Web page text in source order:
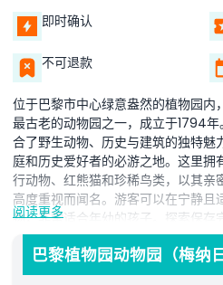
即时确认
不可退款
位于巴黎市中心绿意盎然的植物园内
最古老的动物园之一，成立于1794
合了野生动物、历史与建筑的独特魅
庭和历史爱好者的必游之地。这里拥
行动物、红熊猫和珍稀鸟类，以其亲
高度重视而闻名。游客可以在宁静且
物，非常适合年幼的孩子。探索保存
标志性的熊坑、圆形厅、爬虫馆和
添历史韵味。亮点之一是互动的“见
享关于动物行为、栖息地及保护工
阅读更多
巴黎植物园动物园（梅纳